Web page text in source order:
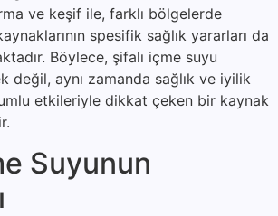
ve keşif ile, farklı bölgelerde
spesifik sağlık yararları da
Böylece, şifalı içme suyu
değil, aynı zamanda sağlık ve iyilik
etkileriyle dikkat çeken bir kaynak
Suyunun